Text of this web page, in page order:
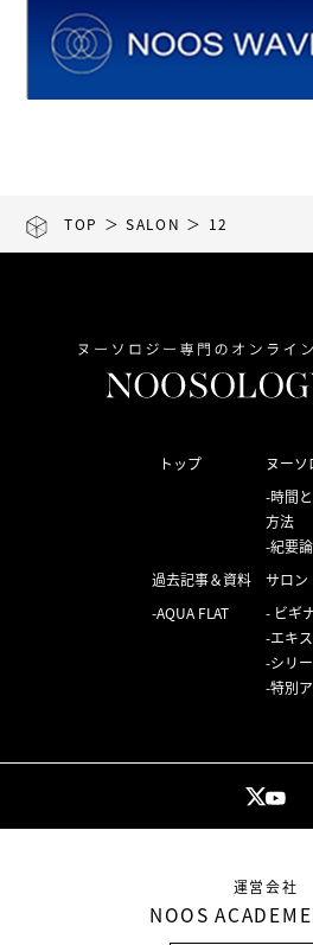
TOP ＞SALON ＞ 12
トップ
ヌーソ
時間
方法
紀要
過去記事＆資料
AQUA FLAT
サロン
ビギ
エキ
シリ
特別
運営会社
NOOS